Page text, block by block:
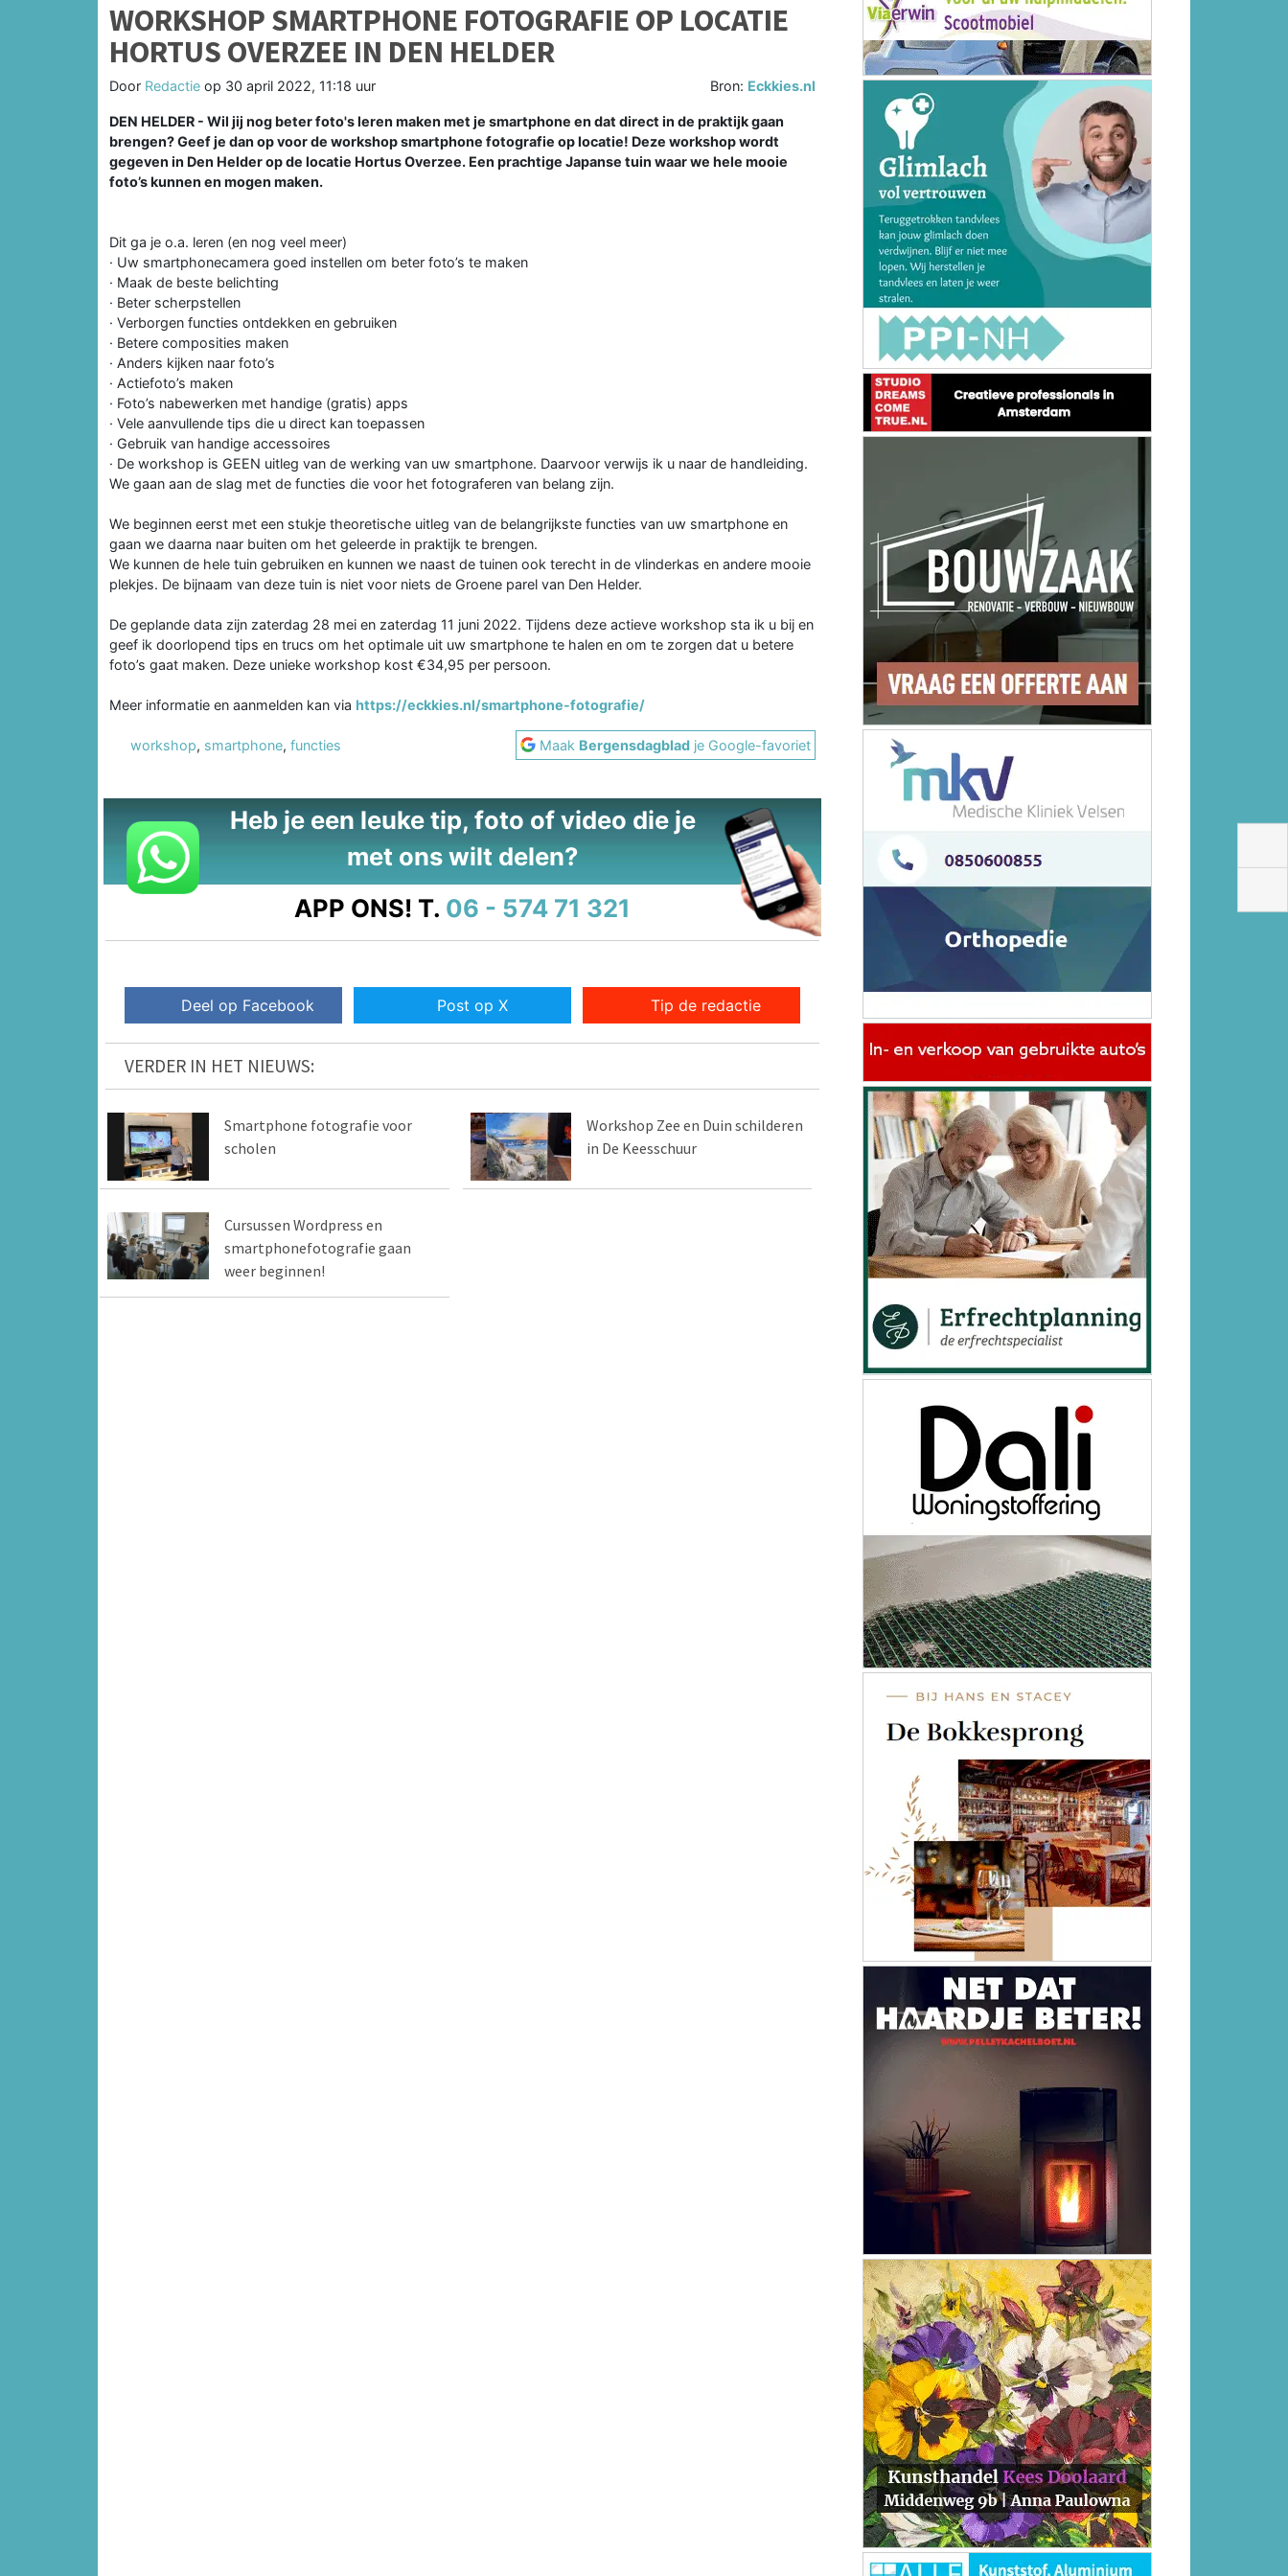
WORKSHOP SMARTPHONE FOTOGRAFIE OP LOCATIE
HORTUS OVERZEE IN DEN HELDER
Door Redactie op 30 april 2022, 11:18 uur Bron: Eckkies.nl
DEN HELDER - Wil jij nog beter foto's leren maken met je smartphone en dat direct in de praktijk gaan
brengen? Geef je dan op voor de workshop smartphone fotografie op locatie! Deze workshop wordt
gegeven in Den Helder op de locatie Hortus Overzee. Een prachtige Japanse tuin waar we hele mooie
foto’s kunnen en mogen maken.
Dit ga je o.a. leren (en nog veel meer)
· Uw smartphonecamera goed instellen om beter foto’s te maken
· Maak de beste belichting
· Beter scherpstellen
· Verborgen functies ontdekken en gebruiken
· Betere composities maken
· Anders kijken naar foto’s
· Actiefoto’s maken
· Foto’s nabewerken met handige (gratis) apps
· Vele aanvullende tips die u direct kan toepassen
· Gebruik van handige accessoires
· De workshop is GEEN uitleg van de werking van uw smartphone. Daarvoor verwijs ik u naar de handleiding.
We gaan aan de slag met de functies die voor het fotograferen van belang zijn.
We beginnen eerst met een stukje theoretische uitleg van de belangrijkste functies van uw smartphone en
gaan we daarna naar buiten om het geleerde in praktijk te brengen.
We kunnen de hele tuin gebruiken en kunnen we naast de tuinen ook terecht in de vlinderkas en andere mooie
plekjes. De bijnaam van deze tuin is niet voor niets de Groene parel van Den Helder.
De geplande data zijn zaterdag 28 mei en zaterdag 11 juni 2022. Tijdens deze actieve workshop sta ik u bij en
geef ik doorlopend tips en trucs om het optimale uit uw smartphone te halen en om te zorgen dat u betere
foto’s gaat maken. Deze unieke workshop kost €34,95 per persoon.
Meer informatie en aanmelden kan via https://eckkies.nl/smartphone-fotografie/
workshop, smartphone, functies Maak Bergensdagblad je Google-favoriet
Heb je een leuke tip, foto of video die je
met ons wilt delen?
APP ONS! T. 06 - 574 71 321
Deel op Facebook Post op X Tip de redactie
VERDER IN HET NIEUWS:
Smartphone fotografie voor
scholen
Workshop Zee en Duin schilderen
in De Keesschuur
Cursussen Wordpress en
smartphonefotografie gaan
weer beginnen!